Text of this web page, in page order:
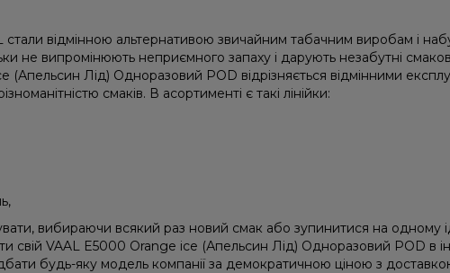
стали відмінною альтернативою звичайним табачним виробам і
не випромінюють неприємного запаху і дарують незабутні
(Апельсин Лід) Одноразовий POD відрізняється відмінними
смаків. В асортименті є такі лінійки:
вибираючи всякий раз новий смак або зупинитися на одному
свій VAAL E5000 Orange ice (Апельсин Лід) Одноразовий POD в
будь-яку модель компанії за демократичною ціною з